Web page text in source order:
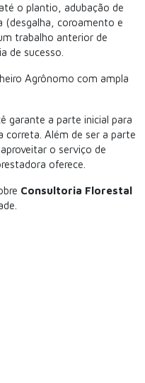
o plantio, adubação de
(desgalha, coroamento e
trabalho anterior de
de sucesso.
Agrônomo com ampla
garante a parte inicial para
Além de ser a parte
o serviço de
oferece.
Consultoria Florestal